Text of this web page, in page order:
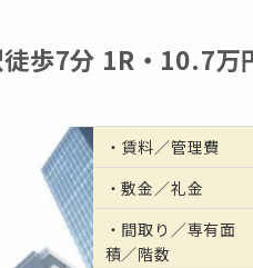
歩7分 1R・10.7万
・ 賃料／管理費
・敷金／礼金
・間取り／専有面
積／階数